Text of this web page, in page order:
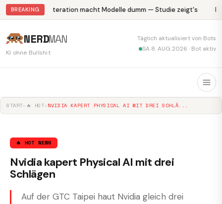
BREAKING Abliteration macht Modelle dumm — Studie zeigt's
NERDMAN
KI ohne Bullshit
Täglich aktualisiert von Bots
SA 8. AUG 2026 · Bot aktiv
START▸ 🔥 HOT▸ NVIDIA KAPERT PHYSICAL AI MIT DREI SCHLÄ...
🔥 HOT NEWS
Nvidia kapert Physical AI mit drei
Schlägen
Auf der GTC Taipei haut Nvidia gleich drei